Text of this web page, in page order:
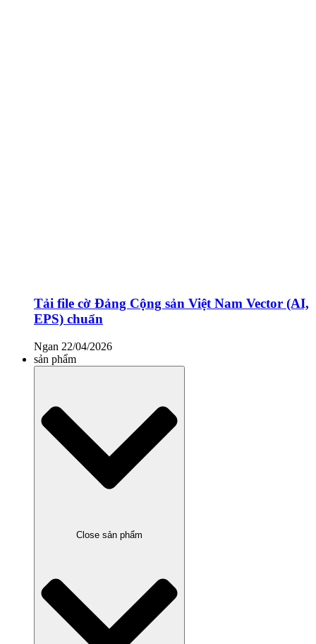
Tải file cờ Đảng Cộng sản Việt Nam Vector (AI,
EPS) chuẩn
Ngan 22/04/2026
sản phẩm
Close sản phẩm